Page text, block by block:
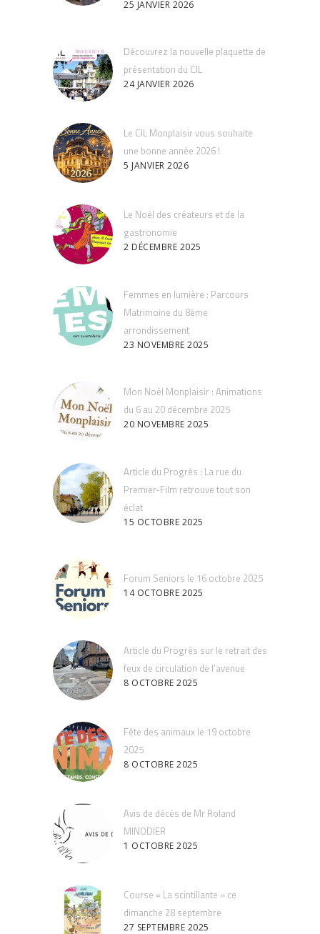
25 JANVIER 2026
Découvrez la nouvelle plaquette de
présentation du CIL
24 JANVIER 2026
Le CIL Monplaisir vous souhaite
une bonne année 2026 !
5 JANVIER 2026
Le Noël des créateurs et de la
gastronomie
2 DÉCEMBRE 2025
Femmes en lumière : Parcours
Matrimoine du 8ème
arrondissement
23 NOVEMBRE 2025
Mon Noël Monplaisir : Animations
du 6 au 20 décembre 2025
20 NOVEMBRE 2025
Article du Progrès : La rue du
Premier-Film retrouve tout son
éclat
15 OCTOBRE 2025
Forum Seniors le 16 octobre 2025
14 OCTOBRE 2025
Article du Progrès sur le retrait des
feux de circulation de l’avenue
8 OCTOBRE 2025
Fête des animaux le 19 octobre
2025
8 OCTOBRE 2025
Avis de décès de Mr Roland
MINODIER
1 OCTOBRE 2025
Course « La scintillante » ce
dimanche 28 septembre
27 SEPTEMBRE 2025